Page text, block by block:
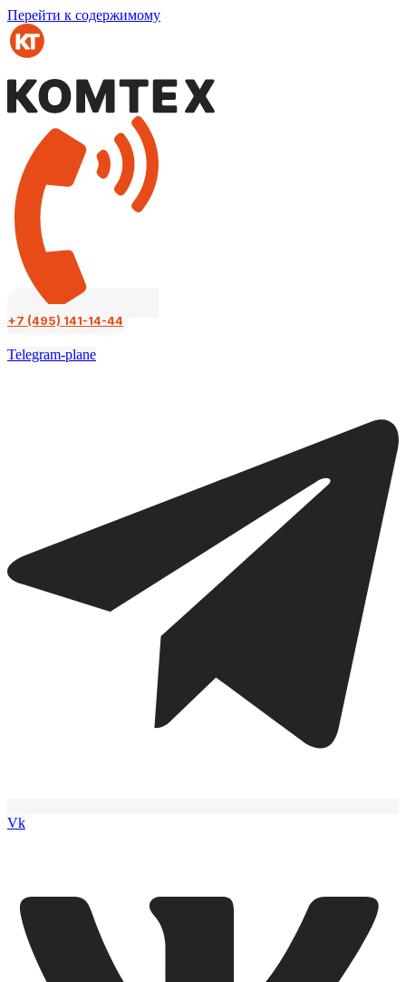
Перейти к содержимому
+7 (495) 141-14-44
Telegram-plane
Vk